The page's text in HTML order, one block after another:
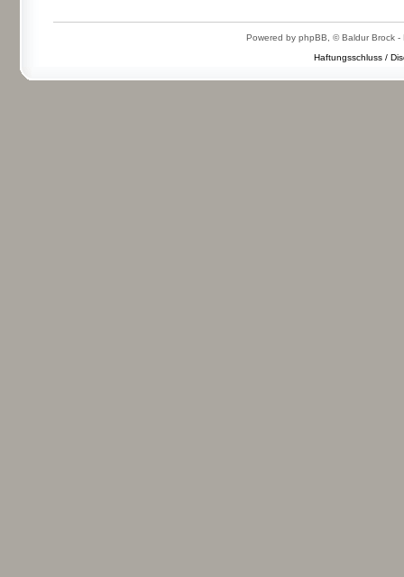
Powered by phpBB, © Baldur Brock -
Haftungsschluss /